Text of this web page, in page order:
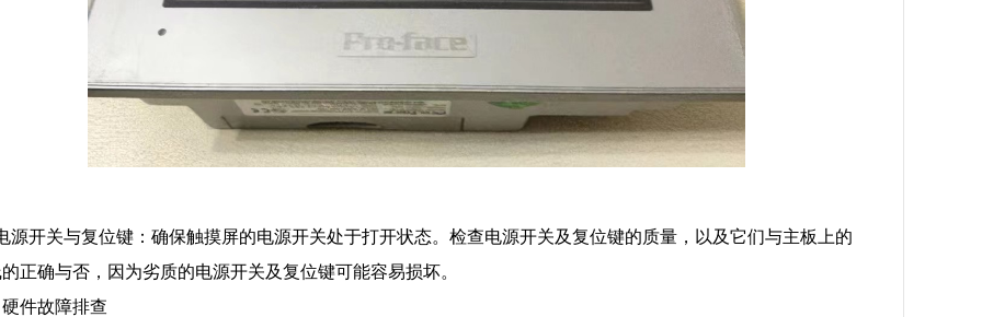
源开关与复位键：确保触摸屏的电源开关处于打开状态。检查电源开关及复位键的质量，以及它们与主板上的
正确与否，因为劣质的电源开关及复位键可能容易损坏。
件故障排查